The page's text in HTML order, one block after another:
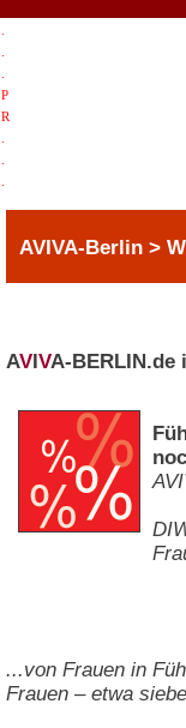
P
R
AVIVA-Berlin >
AV VA-BERLIN.de
...von Frauen in
Frauen – etwa